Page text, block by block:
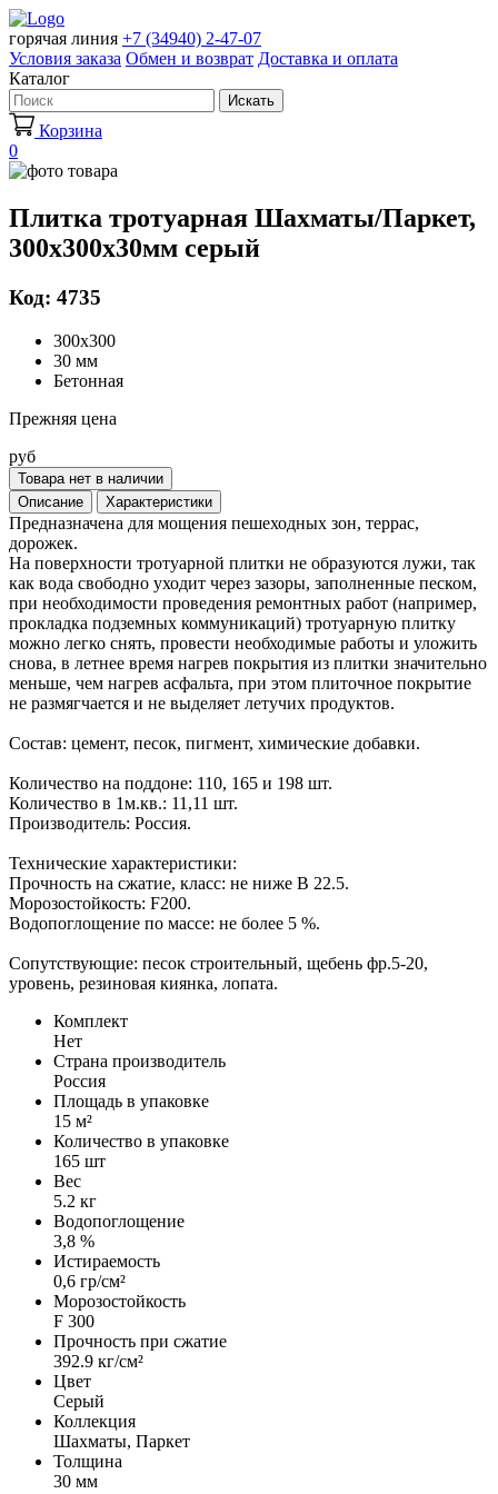
горячая линия +7 (34940) 2-47-07
Условия заказа Обмен и возврат Доставка и оплата
Каталог
Искать
Корзина
0
Плитка тротуарная Шахматы/Паркет,
300х300х30мм серый
Код: 4735
300х300
30 мм
Бетонная
Прежняя цена
руб
Товара нет в наличии
Описание
Характеристики
Предназначена для мощения пешеходных зон, террас,
дорожек.
На поверхности тротуарной плитки не образуются лужи, так
как вода свободно уходит через зазоры, заполненные песком,
при необходимости проведения ремонтных работ (например,
прокладка подземных коммуникаций) тротуарную плитку
можно легко снять, провести необходимые работы и уложить
снова, в летнее время нагрев покрытия из плитки значительно
меньше, чем нагрев асфальта, при этом плиточное покрытие
не размягчается и не выделяет летучих продуктов.
Состав: цемент, песок, пигмент, химические добавки.
Количество на поддоне: 110, 165 и 198 шт.
Количество в 1м.кв.: 11,11 шт.
Производитель: Россия.
Технические характеристики:
Прочность на сжатие, класс: не ниже В 22.5.
Морозостойкость: F200.
Водопоглощение по массе: не более 5 %.
Сопутствующие: песок строительный, щебень фр.5-20,
уровень, резиновая киянка, лопата.
Комплект
Нет
Страна производитель
Россия
Площадь в упаковке
15 м²
Количество в упаковке
165 шт
Вес
5.2 кг
Водопоглощение
3,8 %
Истираемость
0,6 гр/см²
Морозостойкость
F 300
Прочность при сжатие
392.9 кг/см²
Цвет
Серый
Коллекция
Шахматы, Паркет
Толщина
30 мм